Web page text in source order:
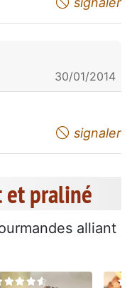
30/01/2014
signaler
et praliné
alliant